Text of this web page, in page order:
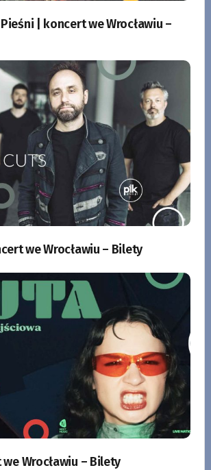
| koncert we Wrocławiu –
we Wrocławiu – Bilety
Wrocławiu – Bilety